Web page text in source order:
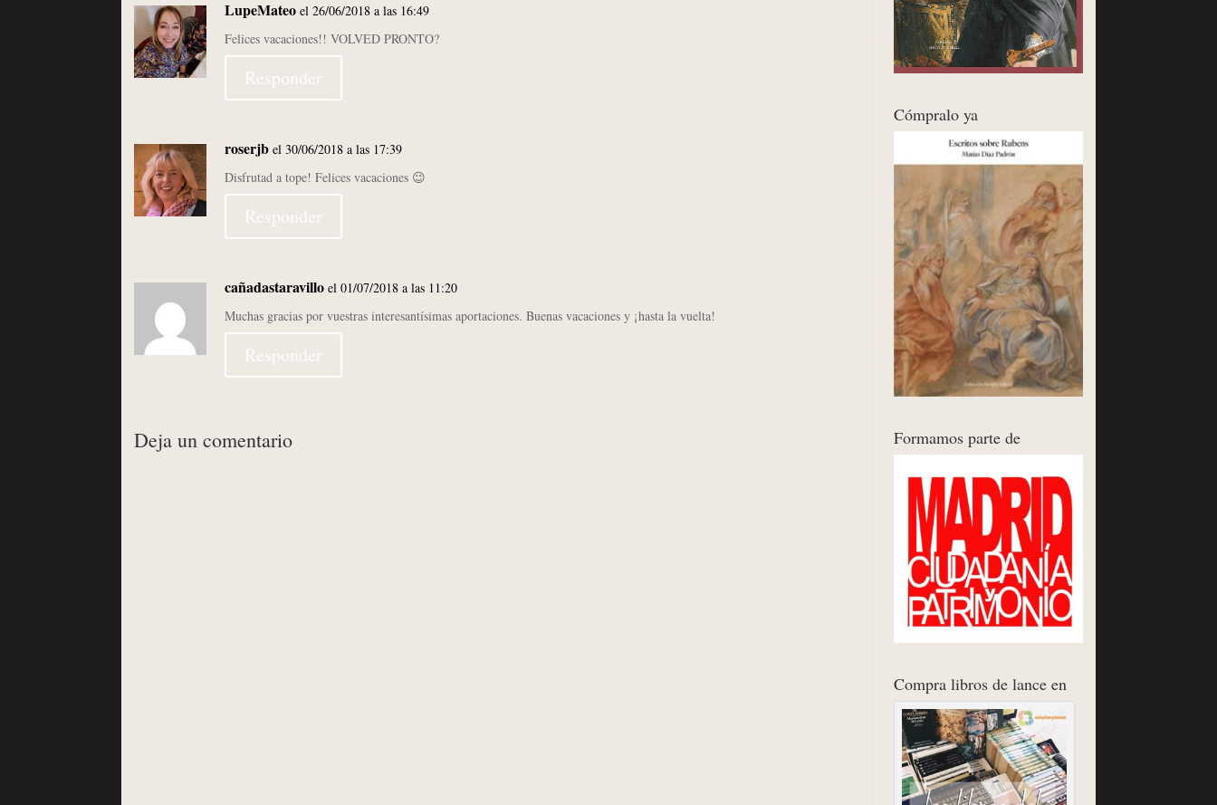
LupeMateo el 26/06/2018 a las 16:49
Felices vacaciones!! VOLVED PRONTO?
Responder
roserjb el 30/06/2018 a las 17:39
Disfrutad a tope! Felices vacaciones 😉
Responder
cañadastaravillo el 01/07/2018 a las 11:20
Muchas gracias por vuestras interesantísimas aportaciones. Buenas vacaciones y ¡hasta la vuelta!
Responder
Deja un comentario
Cómpralo ya
Formamos parte de
Compra libros de lance en